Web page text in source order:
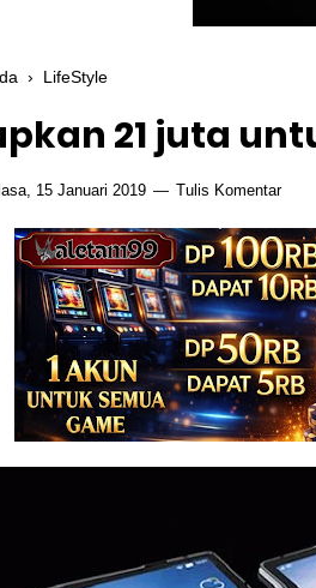
› LifeStyle
21 juta
15 Januari 2019 Tulis Komentar